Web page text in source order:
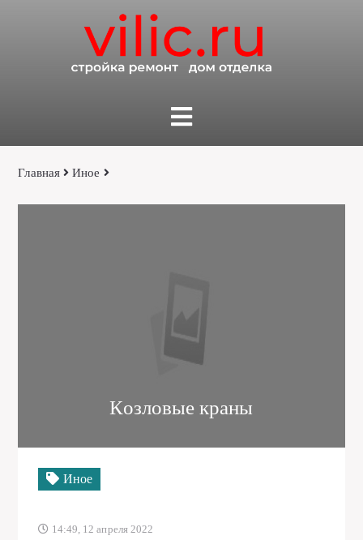
Главная Иное
Козловые краны
Иное
14:49, 12 апреля 2022